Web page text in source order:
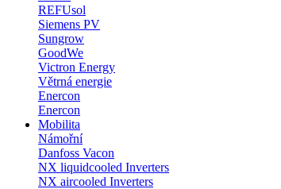
REFUsol
Siemens PV
Sungrow
GoodWe
Victron Energy
Větrná energie
Enercon
Enercon
Mobilita
Námořní
Danfoss Vacon
NX liquidcooled Inverters
NX aircooled Inverters